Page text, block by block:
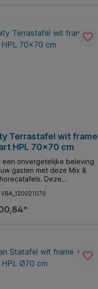
Terrastafel wit frame
HPL 70x70 cm
een onvergetelijke beleving
gasten met deze Mix &
Deze
gezellige terrassen en
horecagelegenheden de
om middels diverse
VBA_120021070